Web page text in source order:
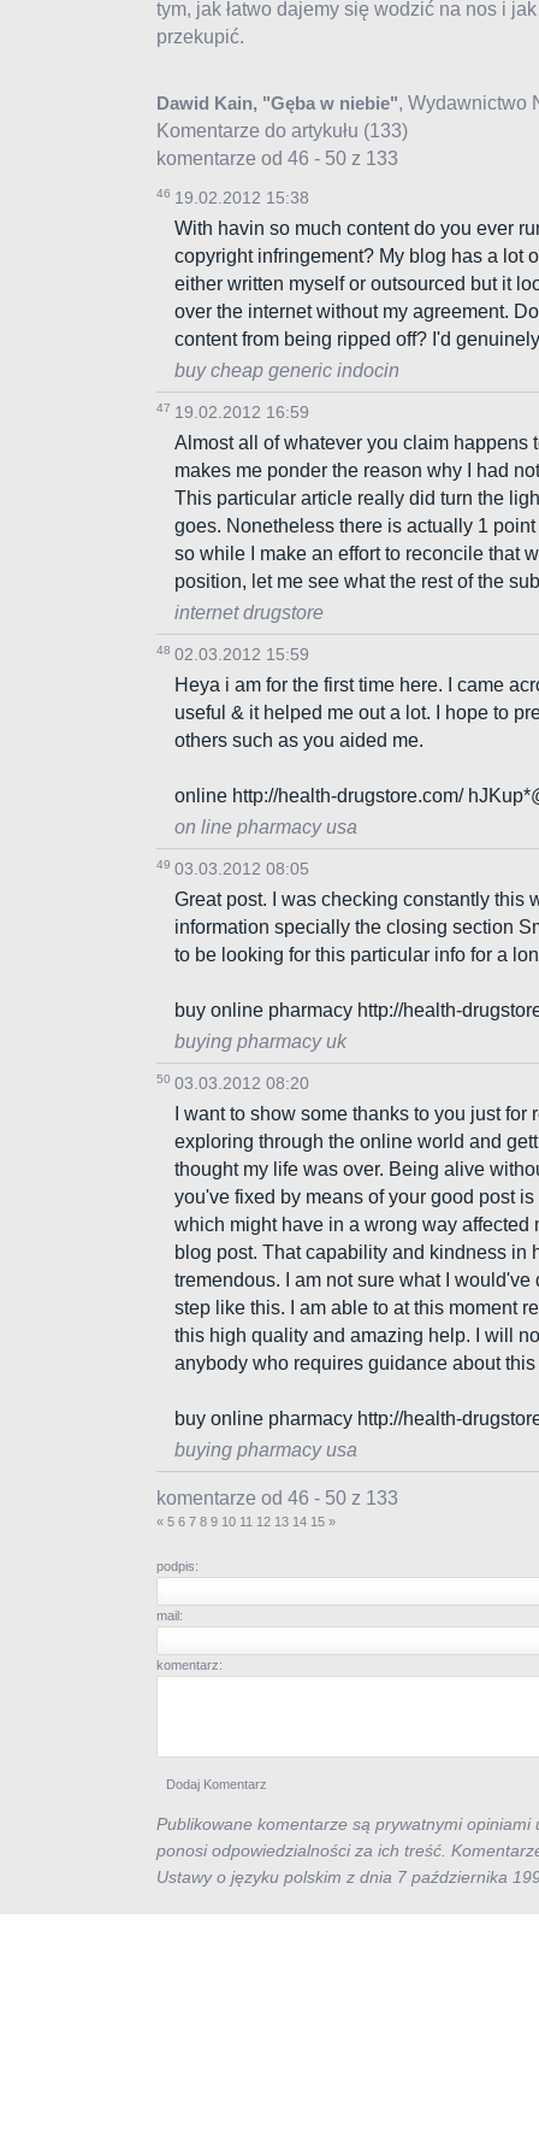
tym, jak łatwo dajemy się wodzić na nos i
przekupić.
Dawid Kain, "Gęba w niebie", Wydawnictwo
Komentarze do artykułu (133)
komentarze od 46 - 50 z 133
46 19.02.2012 15:38
With havin so much content do you ever
copyright infringement? My blog has a lot
either written myself or outsourced but it
over the internet without my agreement.
content from being ripped off? I'd
buy cheap generic indocin
47 19.02.2012 16:59
Almost all of whatever you claim happens
makes me ponder the reason why I had
This particular article really did turn the
goes. Nonetheless there is actually 1
so while I make an effort to reconcile that
position, let me see what the rest of the
internet drugstore
48 02.03.2012 15:59
Heya i am for the first time here. I came
useful & it helped me out a lot. I hope to
others such as you aided me.
online http://health-drugstore.com/
on line pharmacy usa
49 03.03.2012 08:05
Great post. I was checking constantly this
information specially the closing section
to be looking for this particular info for a
buy online pharmacy http://health-
buying pharmacy uk
50 03.03.2012 08:20
I want to show some thanks to you just
exploring through the online world and
thought my life was over. Being alive
you've fixed by means of your good post
which might have in a wrong way affected
blog post. That capability and kindness in
tremendous. I am not sure what I
step like this. I am able to at this moment
this high quality and amazing help. I will
anybody who requires guidance about this
buy online pharmacy http://health-
buying pharmacy usa
komentarze od 46 - 50 z 133
« 5 6 7 8 9 10 11 12 13 14 15 »
podpis:
mail:
komentarz:
Publikowane komentarze są prywatnymi opiniami
ponosi odpowiedzialności za ich treść.
Ustawy o języku polskim z dnia 7 października